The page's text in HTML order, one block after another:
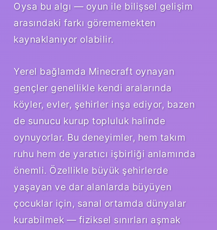
Oysa bu algı — oyun ile bilişsel gelişim
arasındaki farkı görememekten
kaynaklanıyor olabilir.
Yerel bağlamda Minecraft oynayan
gençler genellikle kendi aralarında
köyler, evler, şehirler inşa ediyor, bazen
de sunucu kurup topluluk halinde
oynuyorlar. Bu deneyimler, hem takım
ruhu hem de yaratıcı işbirliği anlamında
önemli. Özellikle büyük şehirlerde
yaşayan ve dar alanlarda büyüyen
çocuklar için, sanal ortamda dünyalar
kurabilmek — fiziksel sınırları aşmak